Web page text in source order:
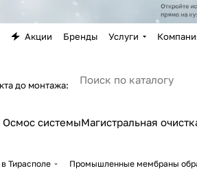
Акции Бренды Услуги
до монтажа:
Осмос системыМагистральная
Тирасполе Промышленные мембраны